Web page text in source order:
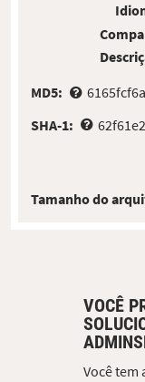
MD5:
SHA-1:
Tamanho do
VOCÊ
Você tem